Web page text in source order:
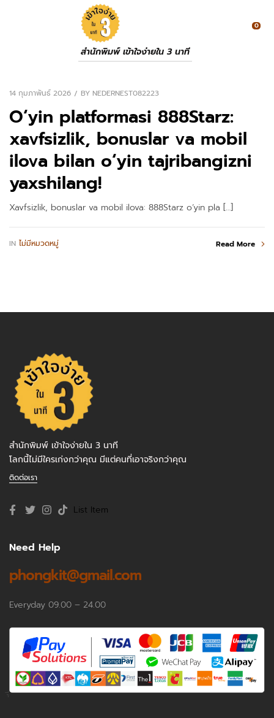
สำนักพิมพ์ เข้าใจง่ายใน 3 นาที
0
14 กุมภาพันธ์ 2026 BY NEDERNEST082223
O‘yin platformasi 888Starz:
xavfsizlik, bonuslar va mobil
ilova bilan o‘yin tajribangizni
yaxshilang!
Xavfsizlik, bonuslar va mobil ilova: 888Starz o‘yin pla […]
IN ไม่มีหมวดหมู่ Read More
สำนักพิมพ์ เข้าใจง่ายใน 3 นาที
โลกนี้ไม่มีใครเก่งกว่าคุณ มีแต่คนที่เอาจริงกว่าคุณ
ติดต่อเรา
List Item
Need Help
phongkit@gmail.com
Everyday 09.00 – 24.00